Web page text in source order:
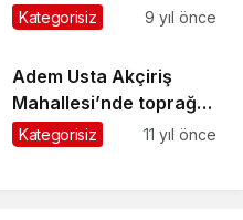
uğurlandı
Kategorisiz 9 yıl önce
Adem Usta Akçiriş
Mahallesi’nde toprağa
verildi
Kategorisiz 11 yıl önce